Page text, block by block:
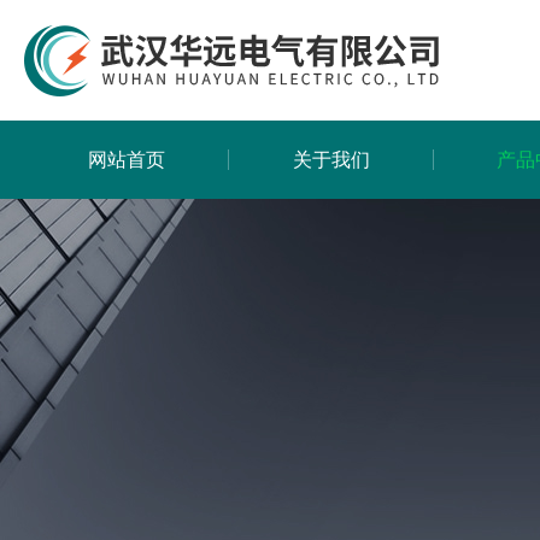
网站首页 关于我们 产品